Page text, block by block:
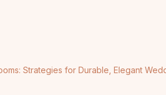
Strategies for Durable, Elegant